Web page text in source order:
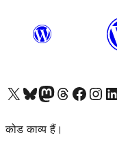
Visit our X (formerly Twitter) account
हमारे बलुस्की खाते पर जाएँVisit our Mastodon account
हमारे थ्रेड्स अकाउंट पर जाएंहमारे फेसबुक पेज पर जाएँहमारे इंस्टाग्राम अकाउंट पर जाएंहमारे
कोड काव्य हैं।